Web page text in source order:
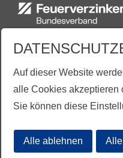
Aus Gründen der besseren Lesbarkeit
Sprachformen männlich, weiblich und
Auf dieser Website
alle Cookies akzeptieren
Sie können diese
Alle ablehnen